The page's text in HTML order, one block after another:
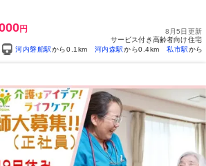
円
8月5日更新
サービス付き高齢者向け住宅
河内磐船駅から0.1km 河内森駅から0.4km 私市駅から
自